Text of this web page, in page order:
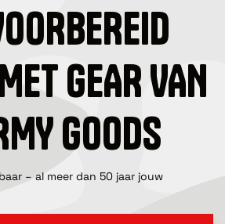
GEAR VAN
GOODS
– al meer dan 50 jaar jouw